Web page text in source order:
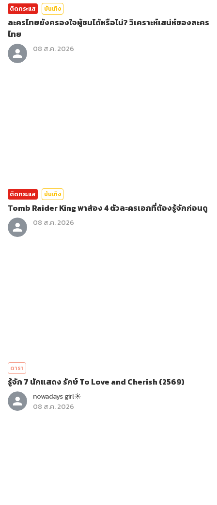
ติดกระแส บันเทิง
ละครไทยยังครองใจผู้ชมได้หรือไม่? วิเคราะห์เสน่ห์ของละคร
ไทย
08 ส.ค. 2026
ติดกระแส บันเทิง
Tomb Raider King พาส่อง 4 ตัวละครเอกที่ต้องรู้จักก่อนดู
08 ส.ค. 2026
ดารา
รู้จัก 7 นักแสดง รักษ์ To Love and Cherish (2569)
nowadays girl☀︎︎
08 ส.ค. 2026